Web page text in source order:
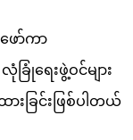
ော်ကာ
ရေးဖွဲ့ဝင်များ
ခြင်းဖြစ်ပါတယ်